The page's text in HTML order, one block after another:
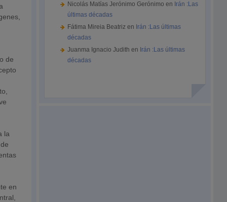
de
la
en
Nicolás Matías Jerónimo Gerónimo en Irán :Las
últimas décadas
Fátima Mireia Beatriz en Irán :Las últimas
décadas
Juanma Ignacio Judith en Irán :Las últimas
décadas